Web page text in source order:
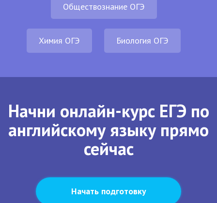
Обществознание ОГЭ
Химия ОГЭ Биология ОГЭ
Начни онлайн-курс ЕГЭ по
английскому языку прямо
сейчас
Начать подготовку